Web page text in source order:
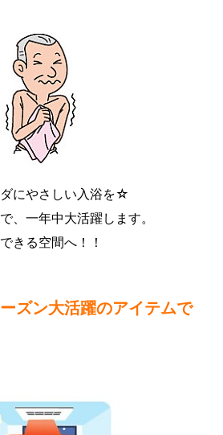
にやさしい入浴を☆
、一年中大活躍します。
きる空間へ！！
ズン大活躍のアイテムで